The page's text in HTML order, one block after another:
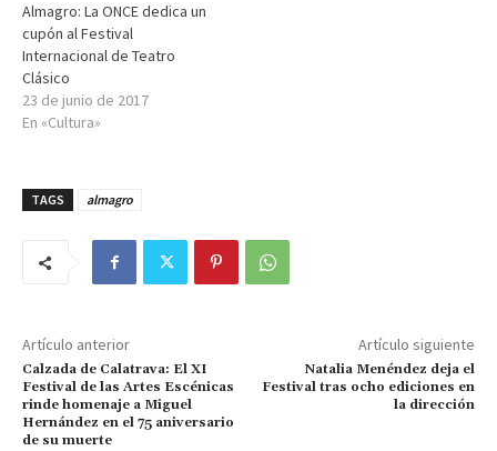
Almagro: La ONCE dedica un
cupón al Festival
Internacional de Teatro
Clásico
23 de junio de 2017
En «Cultura»
TAGS almagro
Artículo anterior
Calzada de Calatrava: El XI
Festival de las Artes Escénicas
rinde homenaje a Miguel
Hernández en el 75 aniversario
de su muerte
Artículo siguiente
Natalia Menéndez deja el
Festival tras ocho ediciones en
la dirección